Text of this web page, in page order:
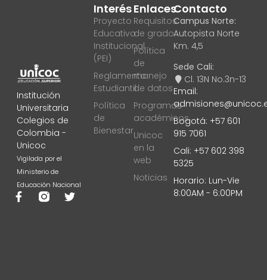
Institución
Universitaria
Colegios de
Colombia -
Unicoc
Vigilada por el
Ministerio de
Educación Nacional
Enlaces
Requisitos
de grado
Política
de
manejo
de datos
Programas
académicos
Unicoc
en la
web
Noticias
Interés
Proyecto
Educativo
Institucional
(PEI)
Reglamento
Estudiantil
Política
de
Bienestar
Contacto
Campus Norte:
Autopista Norte
Km. 4,5
Sede Cali:
Cl. 13N No.3n-13
Email:
Bogotá: +57 601
915 7061
Cali: +57 602 398
5325
Horario: Lun-Vie
8:00AM - 6:00PM